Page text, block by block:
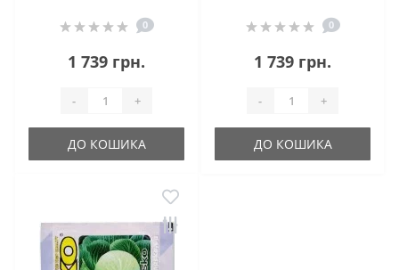
0
1 739 грн.
- +
ДО КОШИКА
0
1 739 грн.
- +
ДО КОШИКА